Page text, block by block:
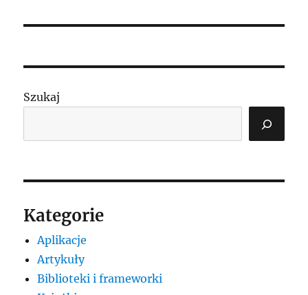
Szukaj
Kategorie
Aplikacje
Artykuły
Biblioteki i frameworki